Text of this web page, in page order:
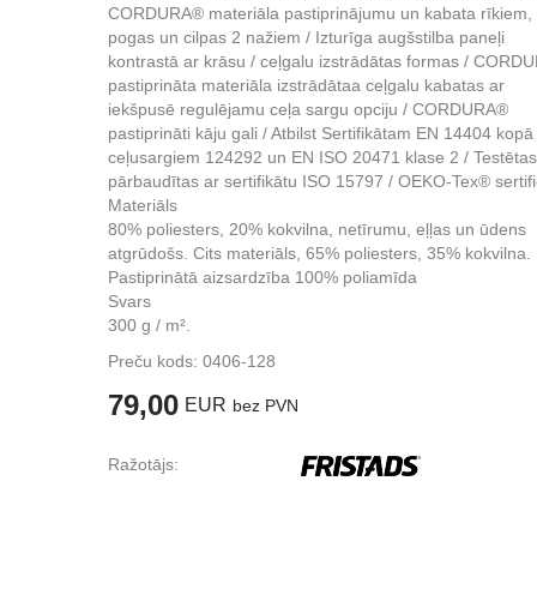
CORDURA® materiāla pastiprinājumu un kabata rīkiem,
pogas un cilpas 2 nažiem / Izturīga augšstilba paneļi
kontrastā ar krāsu / ceļgalu izstrādātas formas /
pastiprināta materiāla izstrādātaa ceļgalu kabatas ar
iekšpusē regulējamu ceļa sargu opciju / CORDURA®
pastiprināti kāju gali / Atbilst Sertifikātam EN 14404
ceļusargiem 124292 un EN ISO 20471 klase 2 /
pārbaudītas ar sertifikātu ISO 15797 / OEKO-Tex®
Materiāls
80% poliesters, 20% kokvilna, netīrumu, eļļas un ūdens
atgrūdošs. Cits materiāls, 65% poliesters, 35% kokvilna.
Pastiprinātā aizsardzība 100% poliamīda
Svars
300 g / m².
Preču kods: 0406-128
79,00 EUR bez PVN
Ražotājs: